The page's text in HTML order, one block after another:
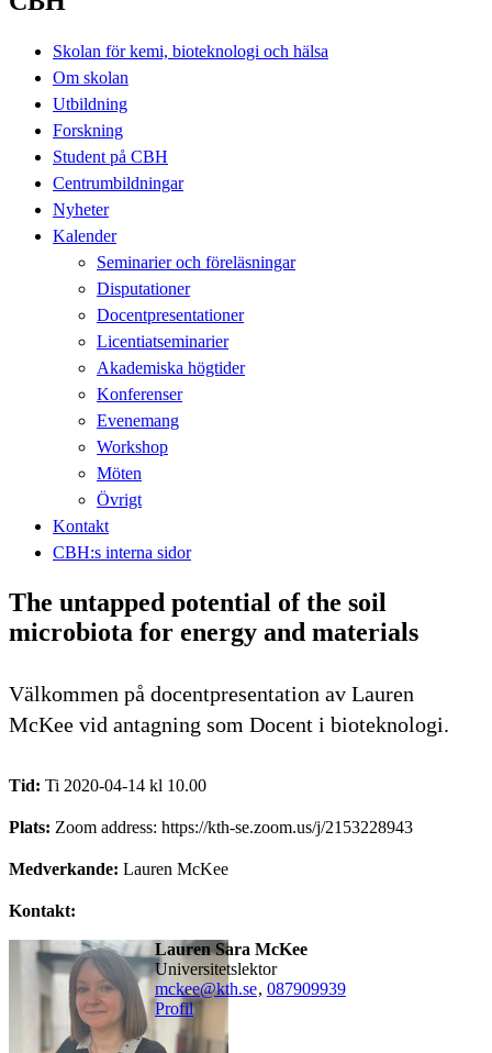
Skolan för kemi, bioteknologi och hälsa
Om skolan
Utbildning
Forskning
Student på CBH
Centrumbildningar
Nyheter
Kalender
Seminarier och föreläsningar
Disputationer
Docentpresentationer
Licentiatseminarier
Akademiska högtider
Konferenser
Evenemang
Workshop
Möten
Övrigt
Kontakt
CBH:s interna sidor
The untapped potential of the soil
microbiota for energy and materials
Välkommen på docentpresentation av Lauren
McKee vid antagning som Docent i bioteknologi.
Tid: Ti 2020-04-14 kl 10.00
Plats: Zoom address: https://kth-se.zoom.us/j/2153228943
Medverkande: Lauren McKee
Kontakt:
Lauren Sara McKee
universitetslektor
mckee@kth.se, 087909939
Profil